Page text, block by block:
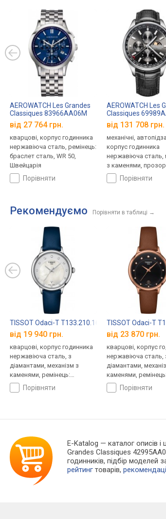
AEROWATCH Les Grandes
Classiques 83966AA06M
від 27 764 грн.
кварцові, корпус годинника
нержавіюча сталь, ремінець:
браслет сталь, WR 50,
Швейцарія
порівняти
AEROWATCH Les
Classiques
від 131 708 грн.
механічні,
корпус годинника
нержавіюча сталь,
з каменями,
кришка, фази місяця,
ремінець: ремінець
порівняти
Рекомендуємо Порівняти в таблиці →
TISSOT Odaci-T T133.210.16.116.00
від 19 940 грн.
кварцові, корпус годинника
нержавіюча сталь, з
діамантами, механізм з
каменями, ремінець:
ремінець шкіряний, WR 50,
Швейцарія
порівняти
TISSOT Odaci-T
від 23 870 грн.
кварцові, корпус
нержавіюча сталь,
діамантами,
каменями,
ремінець шкіряний,
Швейцарія
порівняти
E-Katalog — каталог описів і
Grandes Classiques
годинників, підбір моделей
рейтинг товарів,